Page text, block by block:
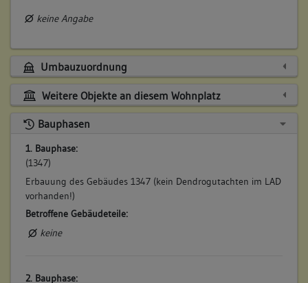
keine Angabe
Umbauzuordnung
Weitere Objekte an diesem Wohnplatz
Bauphasen
1. Bauphase:
(1347)
Erbauung des Gebäudes 1347 (kein Dendrogutachten im LAD
vorhanden!)
Betroffene Gebäudeteile:
keine
2. Bauphase: